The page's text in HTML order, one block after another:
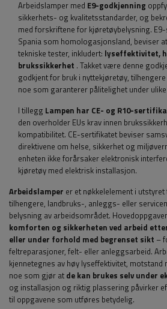
Arbeidslamper med E9-godkjenning
sikkerhets- og kvalitetsstandarder, og
med forskriftene for kjøretøybelysning.
Spania som homologasjonsland, beviser
tekniske tester, inkludert: lyseffektivitet,
brukssikkerhet . Takket være denne
godkjent for bruk i nyttekjøretøy,
noe som garanterer pålitelighet under
I tillegg Lampen har CE- og R10-
den overholder EUs krav innen
kompatibilitet. CE-sertifikatet beviser
direktivene om helse, sikkerhet og
enheten ikke forårsaker elektronisk
kjøretøy med elektrisk installasjon.
Arbeidslamper er et nøkkelelement i
tilhengere, landbruks-, anleggs- eller
belysning av arbeidsområdet.
komforten og sikkerheten ved arbeid
eller under forhold med begrenset sikt –
feltreparasjoner, felt- eller anleggsarbeid.
kjennetegnes av høy lyseffektivitet,
noe som gjør at de kan brukes selv under
og installasjon og riktig plassering påvirker
til oppgavene som utføres betydelig.